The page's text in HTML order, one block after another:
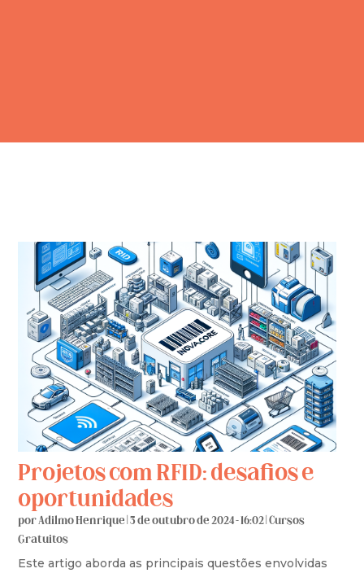
Projetos com RFID: desafios e
oportunidades
porAdilmo Henrique |3 de outubro de 2024 - 16:02 |Cursos
Gratuitos
Este artigo aborda as principais questões envolvidas